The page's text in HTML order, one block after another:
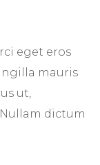
eget eros
mauris
ut,
dictum